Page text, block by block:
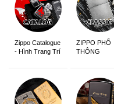
Zippo Catalogue
- Hình Trang Trí
ZIPPO PHỔ
THÔNG